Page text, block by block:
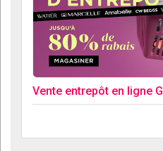
Vente entrepôt en ligne